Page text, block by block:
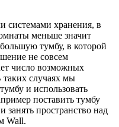
системами хранения, в
меньше значит
тумбу, в которой
не совсем
число возможных
случаях мы
и использовать
поставить тумбу
пространство над
Wall.